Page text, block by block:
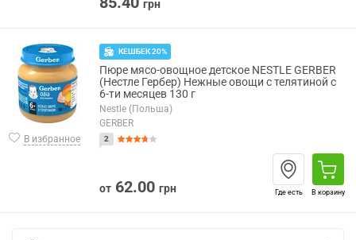
грн
В избранное
КЕШБЕК 20%
Пюре мясо-овощное детское NESTLE GERBER
(Нестле Гербер) Нежные овощи с телятиной с
6-ти месяцев 130 г
Nestle (Польша)
GERBER
2
от 62.00 грн Где есть В корзину